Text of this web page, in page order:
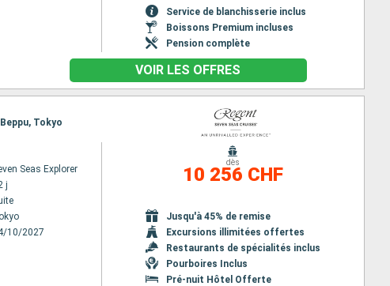
Service de blanchisserie inclus
Boissons Premium incluses
Pension complète
VOIR LES OFFRES
Tokyo
Seas Explorer
j
10/2027
dès
10 256 CHF
Jusqu'à 45% de remise
Excursions illimitées offertes
Restaurants de spécialités inclus
Pourboires Inclus
Pré-nuit Hôtel Offerte